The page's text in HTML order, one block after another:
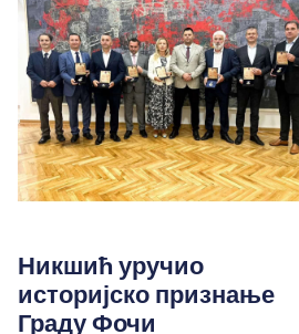
Никшић уручио
историјско признање
Граду Фочи